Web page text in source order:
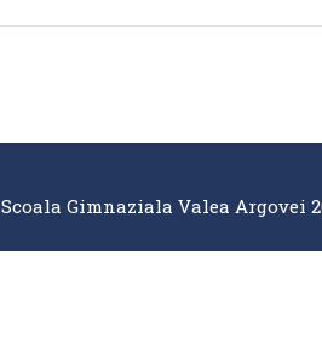
Gimnaziala Valea Argovei